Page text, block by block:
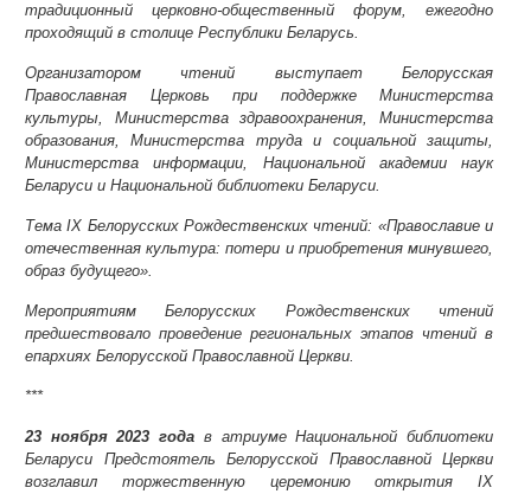
традиционный церковно-общественный форум, ежегодно
проходящий в столице Республики Беларусь.
Организатором чтений выступает Белорусская
Православная Церковь при поддержке Министерства
культуры, Министерства здравоохранения, Министерства
образования, Министерства труда и социальной защиты,
Министерства информации, Национальной академии наук
Беларуси и Национальной библиотеки Беларуси.
ТемаIX Белорусских Рождественских чтений: «Православие и
отечественная культура: потери и приобретения минувшего,
образ будущего».
Мероприятиям Белорусских Рождественских чтений
предшествовало проведение региональных этапов чтений в
епархиях Белорусской Православной Церкви.
***
23 ноября 2023 года в атриуме Национальной библиотеки
Беларуси Предстоятель Белорусской Православной Церкви
возглавил торжественную церемонию открытия IX